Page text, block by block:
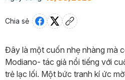
Chia sẻ
Đây là một cuốn nhẹ nhàng mà
Modiano- tác giả nổi tiếng với
trẻ lạc lối. Một bức tranh kí ức